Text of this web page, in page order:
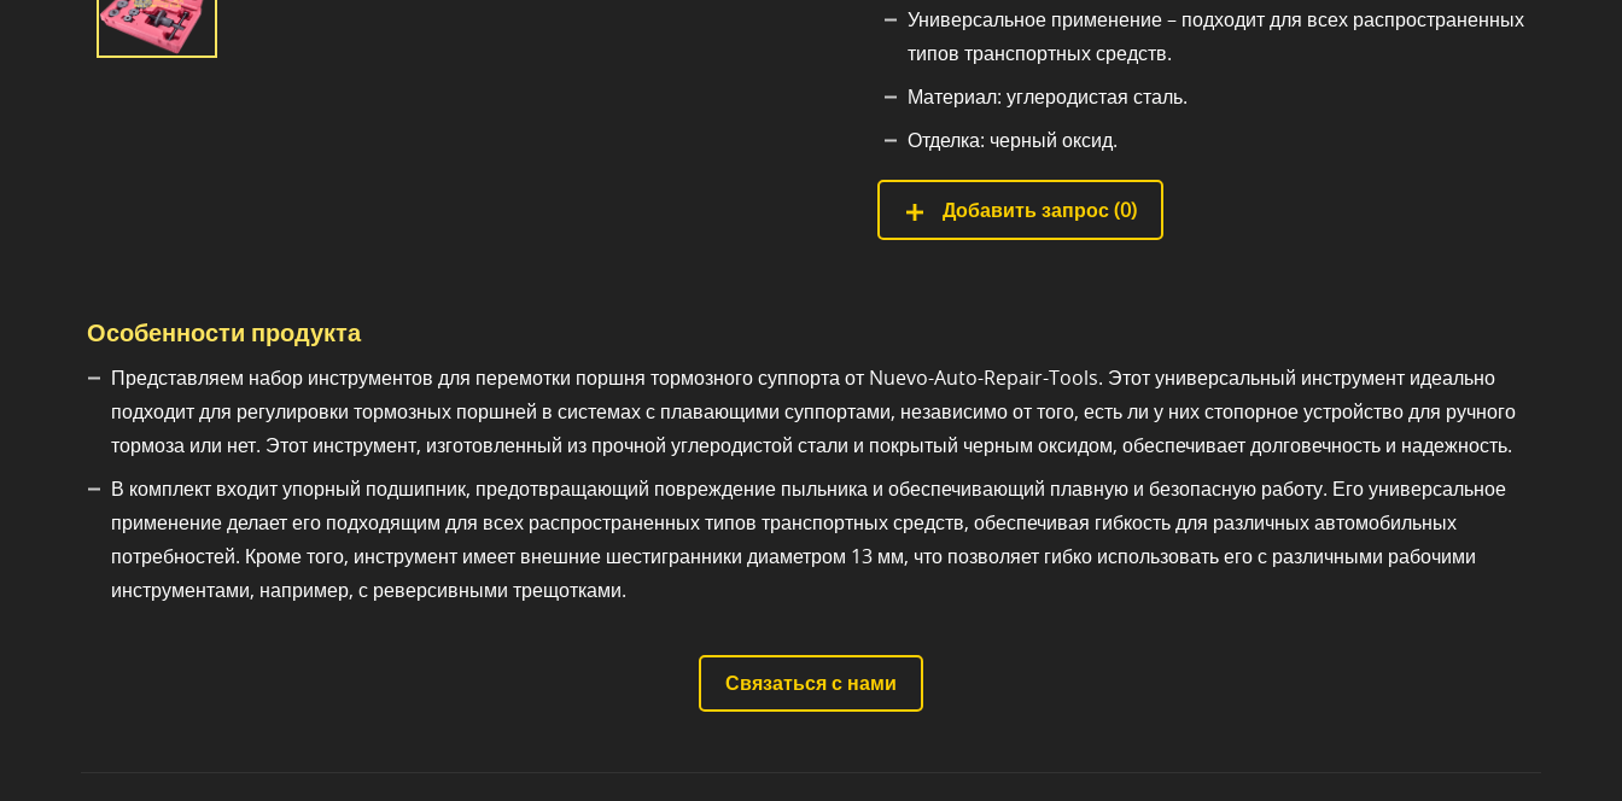
Универсальное применение – подходит для всех распространенных
типов транспортных средств.
Материал: углеродистая сталь.
Отделка: черный оксид.
Добавить запрос (0)
Особенности продукта
Представляем набор инструментов для перемотки поршня тормозного суппорта от Nuevo-Auto-Repair-Tools. Этот универсальный инструмент идеально
подходит для регулировки тормозных поршней в системах с плавающими суппортами, независимо от того, есть ли у них стопорное устройство для ручного
тормоза или нет. Этот инструмент, изготовленный из прочной углеродистой стали и покрытый черным оксидом, обеспечивает долговечность и надежность.
В комплект входит упорный подшипник, предотвращающий повреждение пыльника и обеспечивающий плавную и безопасную работу. Его универсальное
применение делает его подходящим для всех распространенных типов транспортных средств, обеспечивая гибкость для различных автомобильных
потребностей. Кроме того, инструмент имеет внешние шестигранники диаметром 13 мм, что позволяет гибко использовать его с различными рабочими
инструментами, например, с реверсивными трещотками.
Связаться с нами